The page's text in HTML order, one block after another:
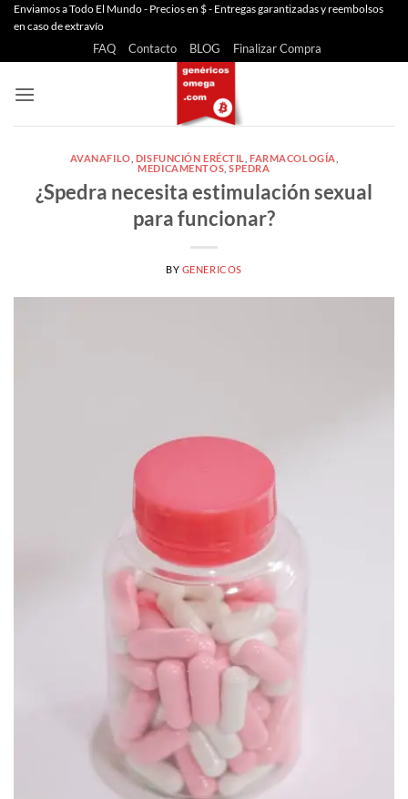
Saltar
Enviamos a Todo El Mundo - Precios en $ - Entregas garantizadas y reembolsos
en caso de extravío
FAQ Contacto BLOG Finalizar Compra
AVANAFILO DISFUNCIÓN ERÉCTIL ,FARMACOLOGÍA
MEDICAMENTOS ,SPEDRA
¿Spedra necesita estimulación sexual
para funcionar?
BY GENERICOS